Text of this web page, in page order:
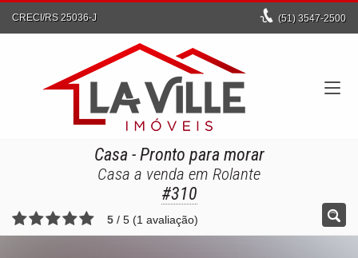
CRECI/RS 25036-J (51) 3547-2500
Casa - Pronto para morar
Casa a venda em Rolante
#310
5 / 5 (1 avaliação)